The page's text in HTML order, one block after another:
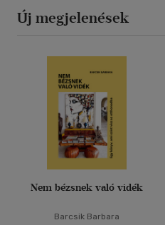
Új megjelenések
Nem bézsnek való vidék
Barcsik Barbara